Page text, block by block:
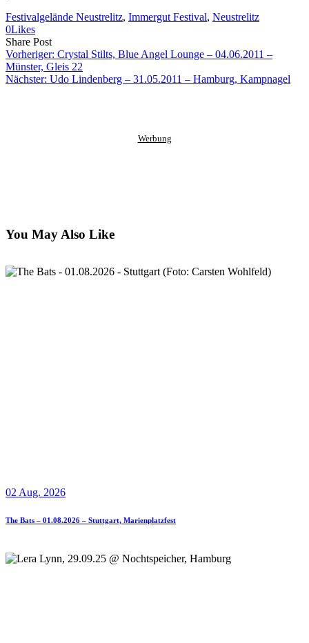
Festivalgelände Neustrelitz, Immergut Festival, Neustrelitz
0Likes
Share PostShare
on
Facebook
Copy
URL
to
clipboard
Send
Link
via
eMail
Vorheriger: Crystal Stilts, Blue Angel Lounge – 04.06.2011 –
Münster, Gleis 22
Nächster: Udo Lindenberg – 31.05.2011 – Hamburg, Kampnagel
Werbung
You May Also Like
02 Aug. 2026
The Bats – 01.08.2026 – Stuttgart, Marienplatzfest